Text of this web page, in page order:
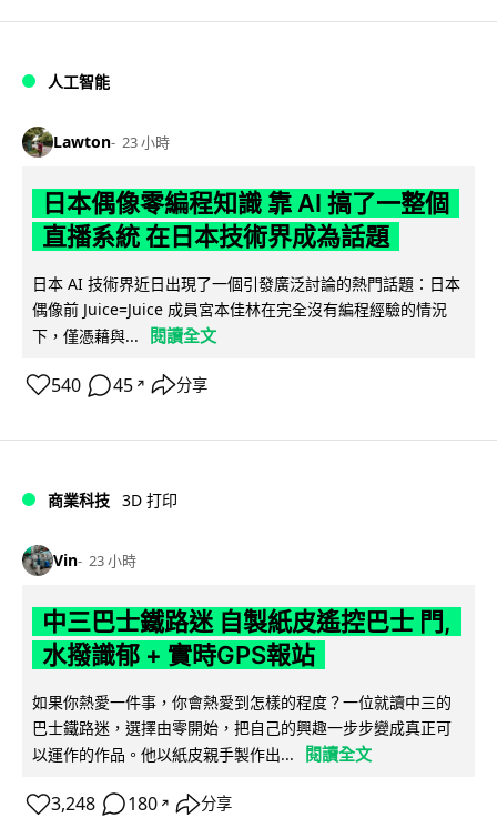
人工智能
Lawton 23 小時
日本偶像零編程知識 靠 AI 搞了一整個
直播系統 在日本技術界成為話題
日本 AI 技術界近日出現了一個引發廣泛討論的熱門話題：日本
偶像前 Juice=Juice 成員宮本佳林在完全沒有編程經驗的情況
下，僅憑藉與...
閱讀全文
540 45 ↗ 分享
商業科技 3D 打印
Vin 23 小時
中三巴士鐵路迷 自製紙皮遙控巴士 門,
水撥識郁 + 實時GPS報站
如果你熱愛一件事，你會熱愛到怎樣的程度？一位就讀中三的
巴士鐵路迷，選擇由零開始，把自己的興趣一步步變成真正可
以運作的作品。他以紙皮親手製作出...
閱讀全文
3,248 180 ↗ 分享